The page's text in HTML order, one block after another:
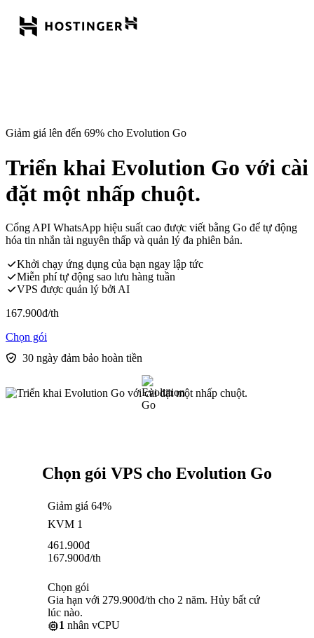
Giảm giá lên đến 69% cho Evolution Go
Triển khai Evolution Go với cài
đặt một nhấp chuột.
Cổng API WhatsApp hiệu suất cao được viết bằng Go để tự động
hóa tin nhắn tài nguyên thấp và quản lý đa phiên bản.
Khởi chạy ứng dụng của bạn ngay lập tức
Miễn phí tự động sao lưu hàng tuần
VPS được quản lý bởi AI
167.900đ/th
Chọn gói
30 ngày đảm bảo hoàn tiền
Chọn gói VPS cho Evolution Go
Giảm giá 64%
KVM 1
461.900đ
167.900đ/th
Chọn gói
Gia hạn với 279.900đ/th cho 2 năm. Hủy bất cứ
lúc nào.
1 nhân vCPU